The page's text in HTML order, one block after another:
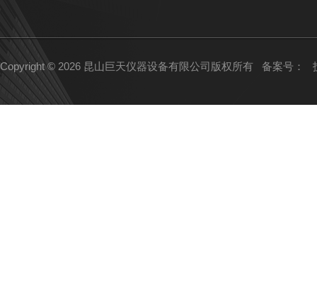
Copyright © 2026 昆山巨天仪器设备有限公司版权所有 备案号：